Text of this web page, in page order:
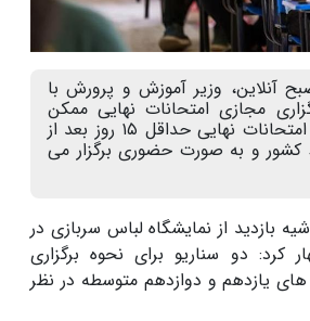
آنلاین، وزیر آموزش و پرورش با
مجازی امتحانات نهایی ممکن
نیست، اظهار کرد: امتحانات نهایی حداقل ۱۵ روز بعد از
و به صورت حضوری برگزار می
بازدید از نمایشگاه لباس سربازی در
کرد: دو سناریو برای نحوه برگزاری
های یازدهم و دوازدهم متوسطه در نظر